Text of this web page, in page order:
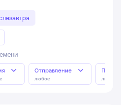
Отправление
любое любое